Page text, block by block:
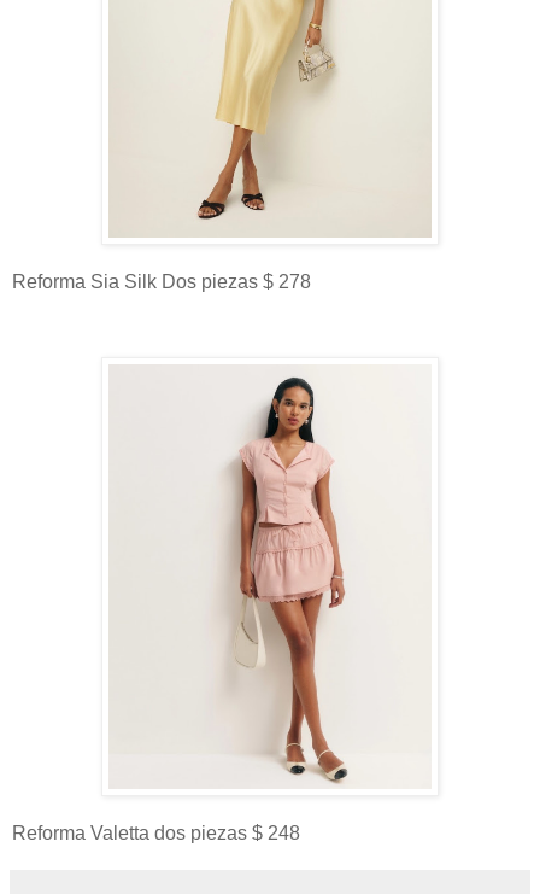
Reforma Sia Silk Dos piezas $ 278
Reforma Valetta dos piezas $ 248